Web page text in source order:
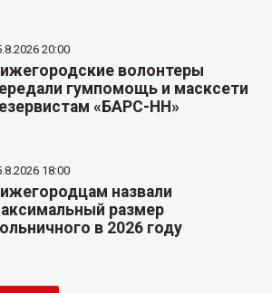
20:00
волонтеры
гумпомощь и масксети
«БАРС-НН»
18:00
назвали
размер
в 2026 году